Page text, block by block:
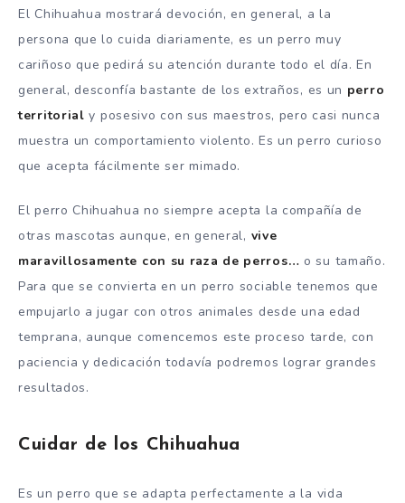
El Chihuahua mostrará devoción, en general, a la
persona que lo cuida diariamente, es un perro muy
cariñoso que pedirá su atención durante todo el día. En
general, desconfía bastante de los extraños, es un perro
territorial y posesivo con sus maestros, pero casi nunca
muestra un comportamiento violento. Es un perro curioso
que acepta fácilmente ser mimado.
El perro Chihuahua no siempre acepta la compañía de
otras mascotas aunque, en general, vive
maravillosamente con su raza de perros… o su tamaño.
Para que se convierta en un perro sociable tenemos que
empujarlo a jugar con otros animales desde una edad
temprana, aunque comencemos este proceso tarde, con
paciencia y dedicación todavía podremos lograr grandes
resultados.
Cuidar de los Chihuahua
Es un perro que se adapta perfectamente a la vida